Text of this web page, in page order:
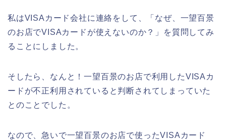
私はVISAカード会社に連絡をして、「なぜ、一望百景
のお店でVISAカードが使えないのか？」を質問してみ
ることにしました。
そしたら、なんと！一望百景のお店で利用したVISAカ
ードが不正利用されていると判断されてしまっていた
とのことでした。
なので、急いで一望百景のお店で使ったVISAカード